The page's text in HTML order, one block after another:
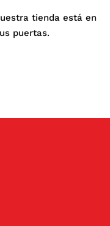
tienda está en
puertas.